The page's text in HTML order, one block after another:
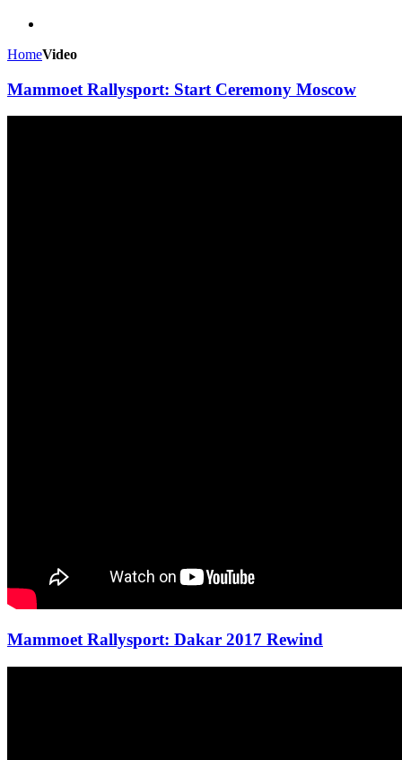
HomeVideo
Mammoet Rallysport: Start Ceremony Moscow
Mammoet Rallysport: Dakar 2017 Rewind